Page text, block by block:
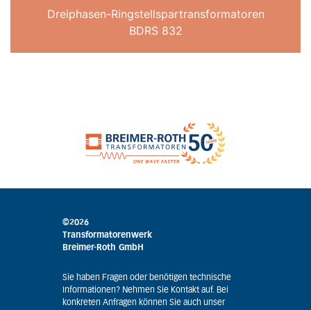
Dreiphasen-Ringstellspartransformatoren
BDRS 832
©2026
Transformatorenwerk
Breimer-Roth GmbH
Sie haben Fragen oder benötigen technische
Informationen? Nehmen Sie Kontakt auf. Bei
konkreten Anfragen können Sie auch unser